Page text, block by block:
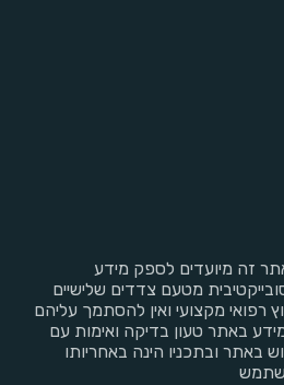
זה מיועדים לספק מידע
מטעם צדדים שלישיים
רפואי מקצועי ואין להסתמך עליהם
באתר טעון בדיקה ואימות עם
באתר ובתכניו הינה באחריותו